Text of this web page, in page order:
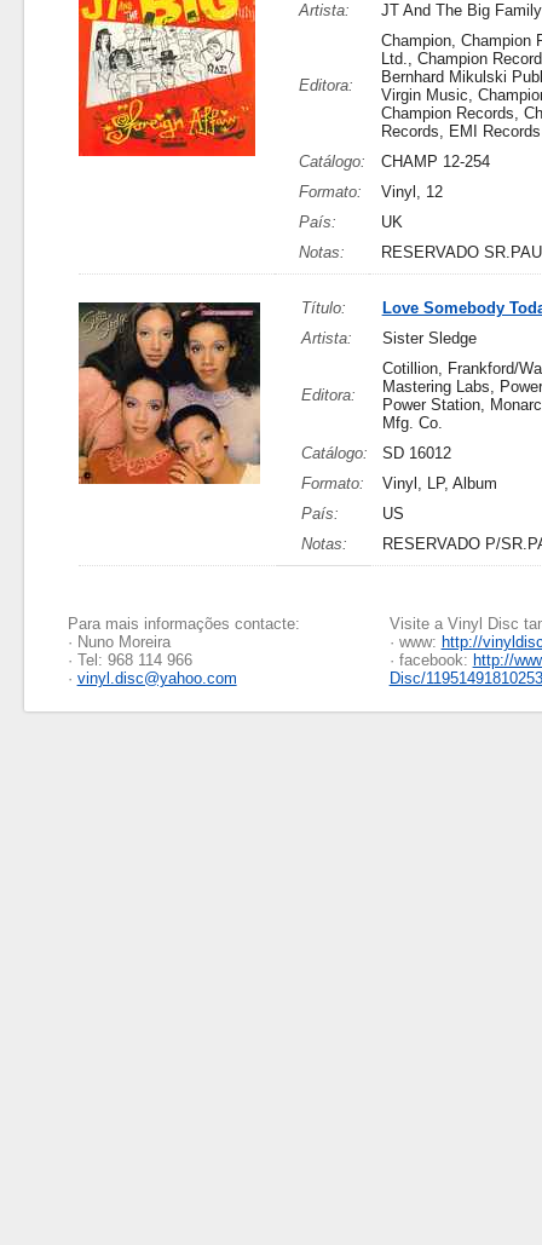
Artista:
JT And The Big
Editora:
Champion, Champion
Ltd., Champion
Bernhard Mikulski
Virgin Music,
Champion Records,
Records, EMI Records
Catálogo:
CHAMP 12-254
Formato:
Vinyl, 12
País:
UK
Notas:
RESERVADO
Título:
Love Somebody
Artista:
Sister Sledge
Editora:
Cotillion, Frankford/
Mastering Labs,
Power Station,
Mfg. Co.
Catálogo:
SD 16012
Formato:
Vinyl, LP, Album
País:
US
Notas:
RESERVADO P/
Para mais informações contacte:
· Nuno Moreira
· Tel: 968 114 966
· vinyl.disc@yahoo.com
Visite a Vinyl Disc
· www: http://
· facebook: http://
Disc/